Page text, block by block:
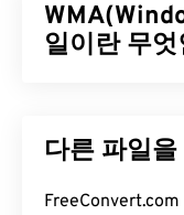
Format)를개선한
와 MP3 파일보다
WAV 파일
WAV 파일을 여
일이란 무
했습니다. WMA
Lossless,WMA
FreeConvert.com 다른 파일